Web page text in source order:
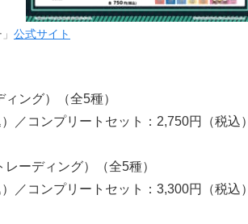
公式サイト
ング）（全5種）
／コンプリートセット：2,750円（税込）
ーディング）（全5種）
／コンプリートセット：3,300円（税込）